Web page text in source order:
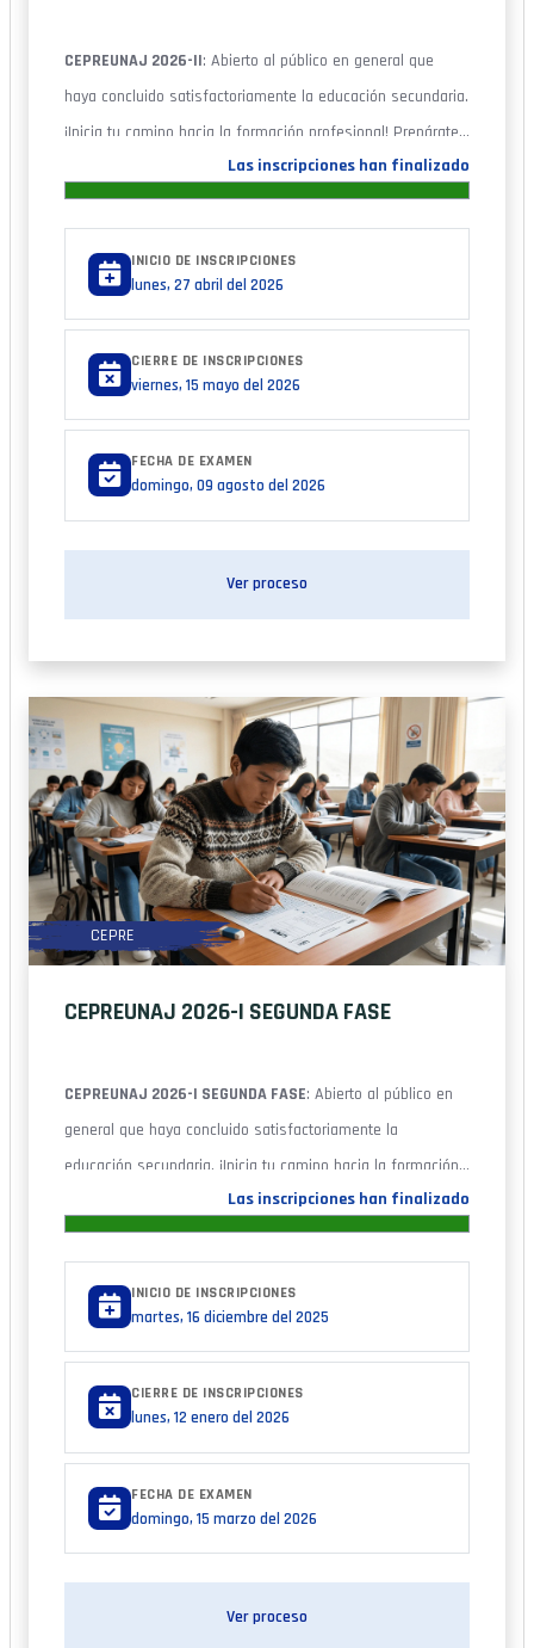
CEPREUNAJ 2026-II: Abierto al público en general que
haya concluido satisfactoriamente la educación secundaria.
¡Inicia tu camino hacia la formación profesional! Prepárate
para alcanzar tus metas y asegurar un futuro lleno de
oportunidades.
Las inscripciones han finalizado
INICIO DE INSCRIPCIONES
lunes, 27 abril del 2026
CIERRE DE INSCRIPCIONES
viernes, 15 mayo del 2026
FECHA DE EXAMEN
domingo, 09 agosto del 2026
Ver proceso
CEPRE
CEPREUNAJ 2026-I SEGUNDA FASE
CEPREUNAJ 2026-I SEGUNDA FASE: Abierto al público en
general que haya concluido satisfactoriamente la
educación secundaria. ¡Inicia tu camino hacia la formación
profesional! Prepárate para alcanzar tus metas y asegurar
un futuro lleno de oportunidades.
Las inscripciones han finalizado
INICIO DE INSCRIPCIONES
martes, 16 diciembre del 2025
CIERRE DE INSCRIPCIONES
lunes, 12 enero del 2026
FECHA DE EXAMEN
domingo, 15 marzo del 2026
Ver proceso